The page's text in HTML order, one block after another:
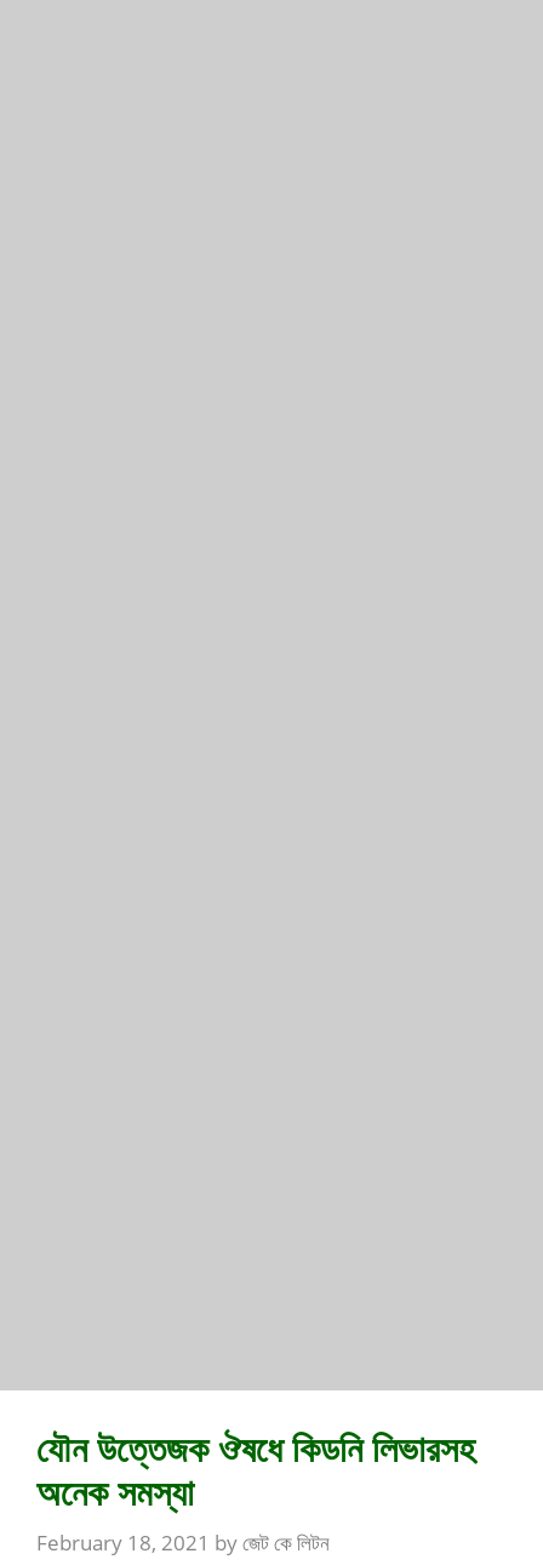
যৌন উত্তেজক ঔষধে কিডনি লিভারসহ
অনেক সমস্যা
February 18, 2021 byজেট কে লিটন